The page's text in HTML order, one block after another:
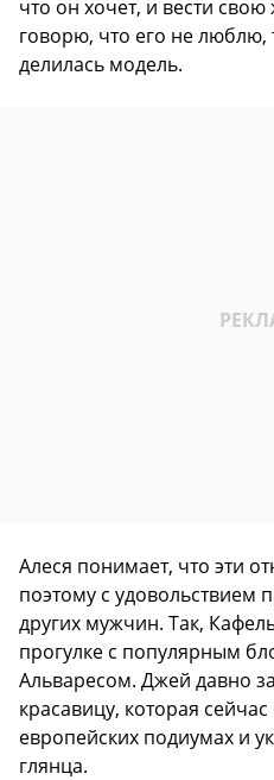
что он хочет, и вести
говорю, что его не
делилась модель.
Алеся понимает, что эти
поэтому с удовольствием
других мужчин. Так,
прогулке с популярным
Альваресом. Джей давно
красавицу, которая
европейских подиумах и
глянца.